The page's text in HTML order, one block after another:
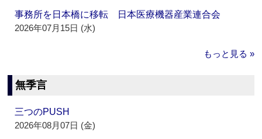
事務所を日本橋に移転 日本医療機器産業連合会
2026年07月15日 (水)
もっと見る »
無季言
三つのPUSH
2026年08月07日 (金)